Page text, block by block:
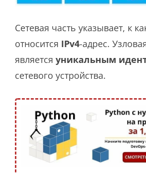
Сетевая часть указывает, к
относится IPv4-адрес.
является уникальным
сетевого устройства.